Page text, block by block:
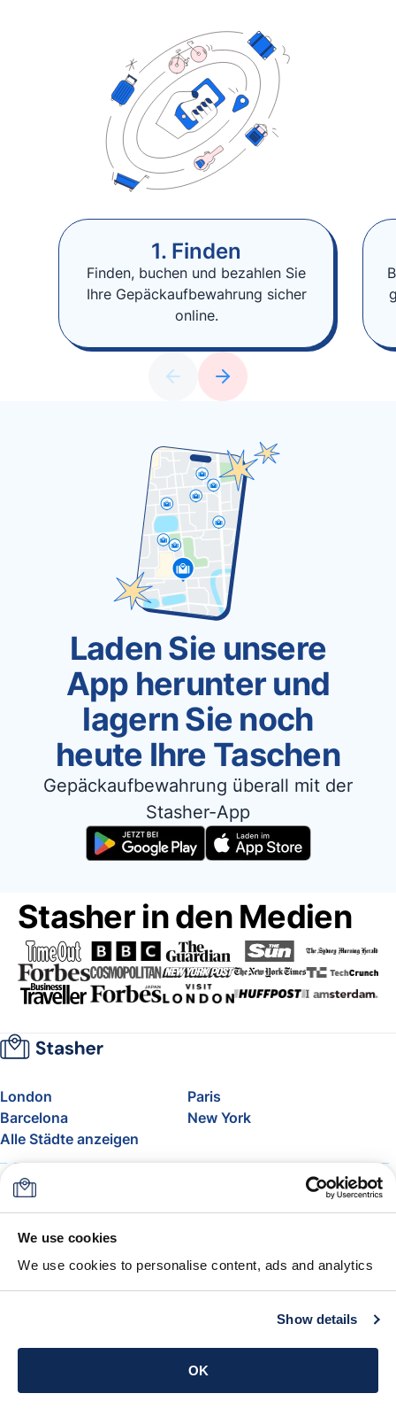
We use cookies
We use cookies to personalise content, ads and analytics
Show details
OK
1. Finden
Finden, buchen und bezahlen Sie
Ihre Gepäckaufbewahrung sicher
online.
Laden Sie unsere
App herunter und
lagern Sie noch
heute Ihre Taschen
Gepäckaufbewahrung überall mit der
Stasher-App
Stasher in den Medien
London
Paris
Barcelona
New York
Alle Städte anzeigen
Über uns
FAQ
Support
Blog
Freigepäck bei Airlines
Die Stasher-Garantie
AGB
App holen